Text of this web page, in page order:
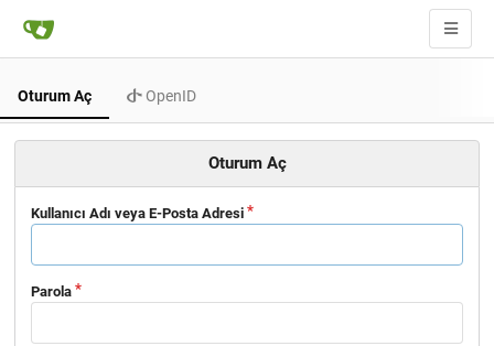
Oturum Aç OpenID
Oturum Aç
Kullanıcı Adı veya E-Posta Adresi
Parola